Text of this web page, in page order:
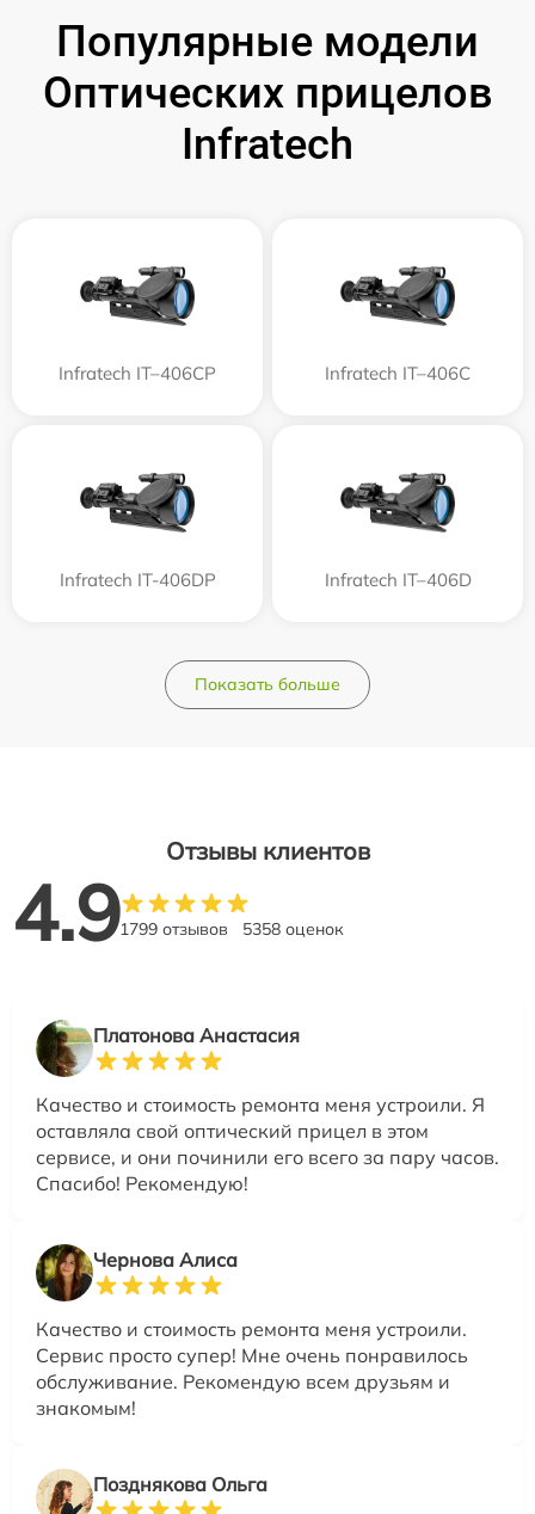
Популярные модели
Оптических прицелов
Infratech
Infratech IT–406СP Infratech IT–406С
Infratech IT-406DP Infratech IT–406D
Показать больше
Отзывы клиентов
4.91799 отзывов 5358 оценок
Платонова Анастасия
Качество и стоимость ремонта меня устроили. Я
оставляла свой оптический прицел в этом
сервисе, и они починили его всего за пару часов.
Спасибо! Рекомендую!
Чернова Алиса
Качество и стоимость ремонта меня устроили.
Сервис просто супер! Мне очень понравилось
обслуживание. Рекомендую всем друзьям и
знакомым!
Позднякова Ольга